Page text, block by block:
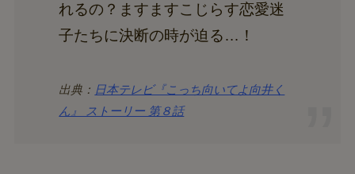
れるの？ますますこじらす恋愛迷
子たちに決断の時が迫る…！
出典： 日本テレビ『こっち向いてよ向井く
ん』 ストーリー 第８話